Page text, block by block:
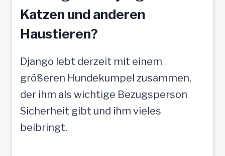
Katzen und anderen
Haustieren?
Django lebt derzeit mit einem
größeren Hundekumpel zusammen,
der ihm als wichtige Bezugsperson
Sicherheit gibt und ihm vieles
beibringt.